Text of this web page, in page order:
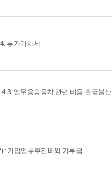
부가가치세
3. 업무용승용차 관련 비용 손금불산
: 기업업무추진비와 기부금